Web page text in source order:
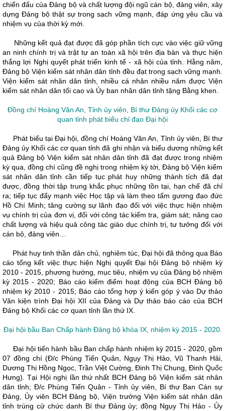
chiến đấu của Đảng bộ và chất lượng đội ngũ cán bộ, đảng viên, xây
dựng Đảng bộ thật sự trong sạch vững mạnh, đáp ứng yêu cầu và
nhiệm vụ của thời kỳ mới.
Những kết quả đạt được đã góp phần tích cực vào việc giữ vững
an ninh chính trị và trật tự an toàn xã hội trên địa bàn và thực hiện
thắng lợi Nghị quyết phát triển kinh tế - xã hội của tỉnh. Hằng năm,
Đảng bộ Viện kiểm sát nhân dân tỉnh đều đạt trong sạch vững mạnh.
Viện kiểm sát nhân dân tỉnh, nhiều cá nhân nhiều năm được Viện
kiểm sát nhân dân tối cao và Ủy ban nhân dân tỉnh tặng Bằng khen.
Đồng chí Hoàng Văn An, Tỉnh ủy viên, Bí thư Đảng ủy Khối các cơ
quan tỉnh phát biểu chỉ đạo Đại hội
Phát biểu tại Đại hội, đồng chí Hoàng Văn An, Tỉnh ủy viên, Bí thư
Đảng ủy Khối các cơ quan tỉnh đã ghi nhận và biểu dương những kết
quả Đảng bộ Viện kiểm sát nhân dân tỉnh đã đạt được trong nhiệm
kỳ qua, đồng chí cũng đề nghị trong nhiệm kỳ tới, Đảng bộ Viện kiểm
sát nhân dân tỉnh cần tiếp tục phát huy những thành tích đã đạt
được, đồng thời tập trung khắc phục những tồn tại, hạn chế đã chỉ
ra; tiếp tục đẩy mạnh việc Học tập và làm theo tấm gương đạo đức
Hồ Chí Minh; tăng cường sự lãnh đạo đối với việc thực hiện nhiệm
vụ chính trị của đơn vị, đối với công tác kiểm tra, giám sát; nâng cao
chất lượng và hiệu quả công tác giáo dục chính trị, tư tưởng đối với
cán bộ, đảng viên…
Phát huy tinh thần dân chủ, nghiêm túc, Đại hội đã thông qua Báo
cáo tổng kết việc thực hiện Nghị quyết Đại hội Đảng bộ nhiệm kỳ
2010 - 2015, phương hướng, mục tiêu, nhiệm vụ của Đảng bộ nhiệm
kỳ 2015 - 2020; Báo cáo kiểm điểm hoạt động của BCH Đảng bộ
nhiệm kỳ 2010 - 2015; Báo cáo tổng hợp ý kiến góp ý vào Dự thảo
Văn kiện trình Đại hội XII của Đảng và Dự thảo báo cáo của BCH
Đảng bộ Khối các cơ quan tỉnh lần thứ IX.
Đại hội bầu Ban Chấp hành Đảng bộ khóa IX, nhiệm kỳ 2015 - 2020.
Đại hội tiến hành bầu Ban chấp hành nhiệm kỳ 2015 - 2020, gồm
07 đồng chí (Đ/c Phùng Tiến Quân, Ngụy Thị Hảo, Vũ Thanh Hải,
Dương Thị Hồng Ngọc, Trần Việt Cường, Đinh Thị Chung, Đinh Quốc
Hưng). Tại Hội nghị lần thứ nhất BCH Đảng bộ Viện kiểm sát nhân
dân tỉnh; Đ/c Phùng Tiến Quân - Tỉnh ủy viên, Bí thư Ban Cán sự
Đảng, Ủy viên BCH Đảng bộ,Viện trưởng Viện kiểm sát nhân dân
tỉnh trúng cử chức danh Bí thư Đảng ủy; đồng Ngụy Thị Hảo - Ủy